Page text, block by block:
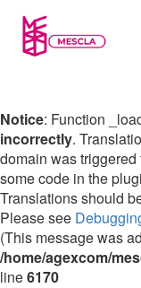
Notice: Function
incorrectly.
domain was
some code in the
Translations should
Please see
(This message was
/home/agexcom/
line6170